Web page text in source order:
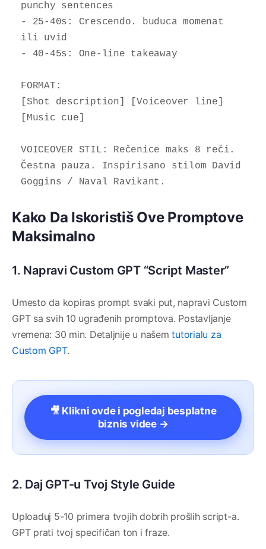
punchy sentences
- 25-40s: Crescendo. buduca momenat
ili uvid
- 40-45s: One-line takeaway
FORMAT:
[Shot description] [Voiceover line]
[Music cue]
VOICEOVER STIL: Rečenice maks 8 reči.
Čestna pauza. Inspirisano stilom David
Goggins / Naval Ravikant.
Kako Da Iskoristiš Ove Promptove
Maksimalno
1. Napravi Custom GPT “Script Master”
Umesto da kopiras prompt svaki put, napravi Custom
GPT sa svih 10 ugrađenih promptova. Postavljanje
vremena: 30 min. Detaljnije u našemtutorialu za
Custom GPT.
🎥 Klikni ovde i pogledaj besplatne
biznis videe →
2. Daj GPT-u Tvoj Style Guide
Uploaduj 5-10 primera tvojih dobrih prošlih script-a.
GPT prati tvoj specifičan ton i fraze.